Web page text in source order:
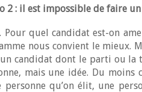
2 : il est impossible de faire
Pour quel candidat est-on
nous convient le mieux.
candidat dont le parti ou la
mais une idée. Du moins
personne qu’on élit, une